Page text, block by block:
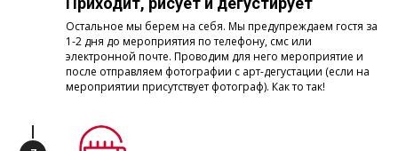
Остальное мы берем на себя. Мы предупреждаем гостя за
1-2 дня до мероприятия по телефону, смс или
электронной почте. Проводим для него мероприятие и
после отправляем фотографии с арт-дегустации (если на
мероприятии присутствует фотограф). Как то так!